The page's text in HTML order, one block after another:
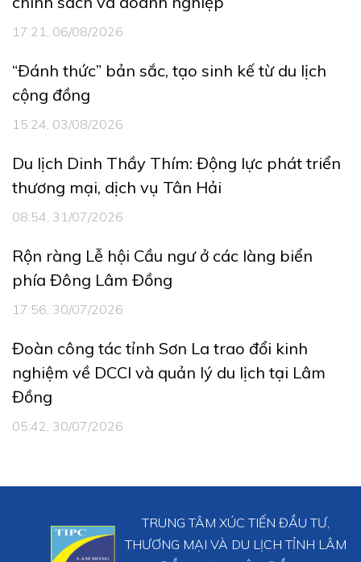
17:21, 06/08/2026
“Ðánh thức” bản sắc, tạo sinh kế từ du lịch
cộng đồng
15:24, 03/08/2026
Du lịch Dinh Thầy Thím: Động lực phát triển
thương mại, dịch vụ Tân Hải
08:54, 31/07/2026
Rộn ràng Lễ hội Cầu ngư ở các làng biển
phía Đông Lâm Đồng
17:56, 30/07/2026
Đoàn công tác tỉnh Sơn La trao đổi kinh
nghiệm về DCCI và quản lý du lịch tại Lâm
Đồng
05:42, 30/07/2026
TRUNG TÂM XÚC TIẾN ĐẦU TƯ,
THƯƠNG MẠI VÀ DU LỊCH TỈNH LÂM